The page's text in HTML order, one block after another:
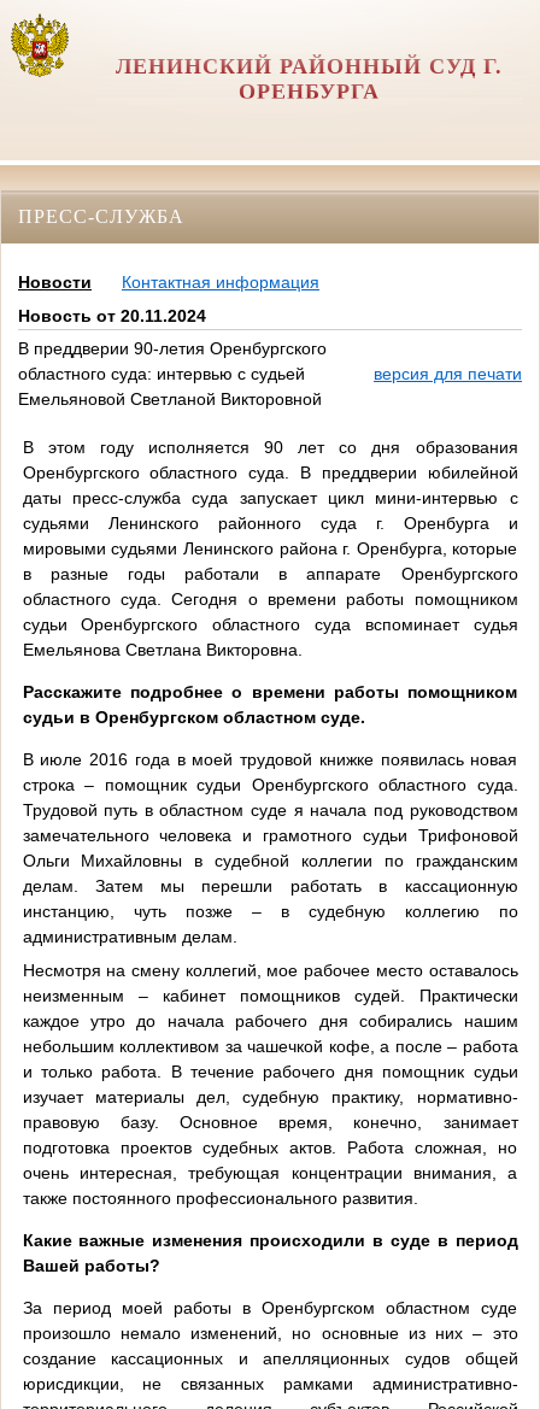
ЛЕНИНСКИЙ РАЙОННЫЙ СУД Г.
ОРЕНБУРГА
ПРЕСС-СЛУЖБА
Новости
Контактная информация
Новость от 20.11.2024
В преддверии 90-летия Оренбургского
областного суда: интервью с судьей
Емельяновой Светланой Викторовной
версия для печати
В этом году исполняется 90 лет со дня образования
Оренбургского областного суда. В преддверии юбилейной
даты пресс-служба суда запускает цикл мини-интервью с
судьями Ленинского районного суда г. Оренбурга и
мировыми судьями Ленинского района г. Оренбурга, которые
в разные годы работали в аппарате Оренбургского
областного суда. Сегодня о времени работы помощником
судьи Оренбургского областного суда вспоминает судья
Емельянова Светлана Викторовна.
Расскажите подробнее о времени работы помощником
судьи в Оренбургском областном суде.
В июле 2016 года в моей трудовой книжке появилась новая
строка – помощник судьи Оренбургского областного суда.
Трудовой путь в областном суде я начала под руководством
замечательного человека и грамотного судьи Трифоновой
Ольги Михайловны в судебной коллегии по гражданским
делам. Затем мы перешли работать в кассационную
инстанцию, чуть позже – в судебную коллегию по
административным делам.
Несмотря на смену коллегий, мое рабочее место оставалось
неизменным – кабинет помощников судей. Практически
каждое утро до начала рабочего дня собирались нашим
небольшим коллективом за чашечкой кофе, а после – работа
и только работа. В течение рабочего дня помощник судьи
изучает материалы дел, судебную практику, нормативно-
правовую базу. Основное время, конечно, занимает
подготовка проектов судебных актов. Работа сложная, но
очень интересная, требующая концентрации внимания, а
также постоянного профессионального развития.
Какие важные изменения происходили в суде в период
Вашей работы?
За период моей работы в Оренбургском областном суде
произошло немало изменений, но основные из них – это
создание кассационных и апелляционных судов общей
юрисдикции, не связанных рамками административно-